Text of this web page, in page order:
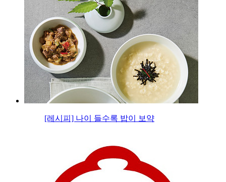
[레시피] 나이 들수록 밥이 보약